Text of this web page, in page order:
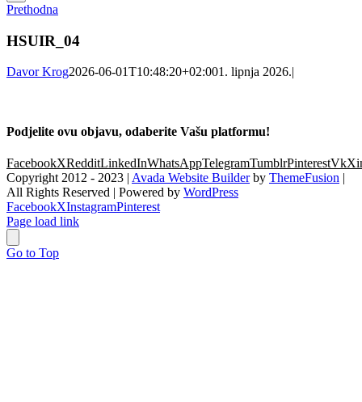
Prethodna
HSUIR_04
Davor Krog2026-06-01T10:48:20+02:001. lipnja 2026.|
Podjelite ovu objavu, odaberite Vašu platformu!
FacebookXRedditLinkedInWhatsAppTelegramTumblrPinterestVk
Copyright 2012 - 2023 | Avada Website Builderby ThemeFusion |
All Rights Reserved | Powered by WordPress
FacebookXInstagramPinterest
Page load link
Go to Top